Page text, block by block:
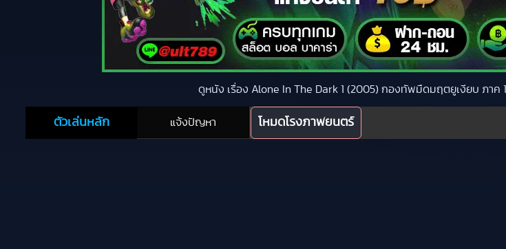
ดูหนัง เรื่อง Alone In The Dark 1 (2005) กองทัพมืดมฤตยูเงียบ ภาค 1
ตัวเล่นหลัก แจ้งปัญหา โหมดโรงภาพยนตร์